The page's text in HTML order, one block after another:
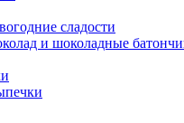
сладости
и шоколадные